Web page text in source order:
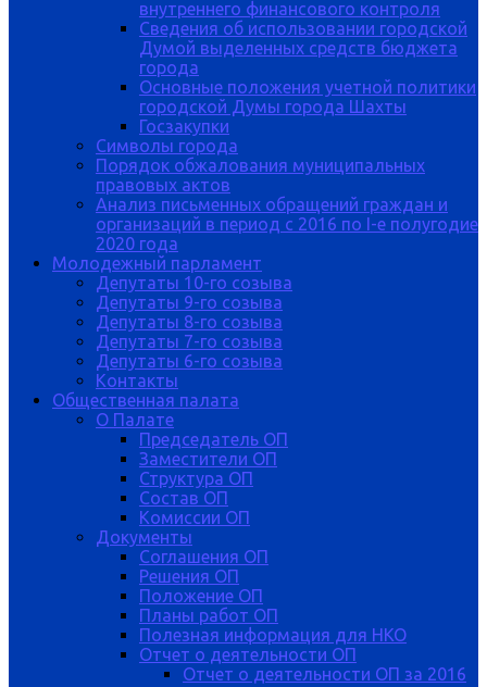
внутреннего финансового контроля
Сведения об использовании городской
Думой выделенных средств бюджета
города
Основные положения учетной политики
городской Думы города Шахты
Госзакупки
Символы города
Порядок обжалования муниципальных
правовых актов
Анализ письменных обращений граждан и
организаций в период с 2016 по I-е полугодие
2020 года
Молодежный парламент
Депутаты 10-го созыва
Депутаты 9-го созыва
Депутаты 8-го созыва
Депутаты 7-го созыва
Депутаты 6-го созыва
Контакты
Общественная палата
О Палате
Председатель ОП
Заместители ОП
Структура ОП
Состав ОП
Комиссии ОП
Документы
Соглашения ОП
Решения ОП
Положение ОП
Планы работ ОП
Полезная информация для НКО
Отчет о деятельности ОП
Отчет о деятельности ОП за 2016